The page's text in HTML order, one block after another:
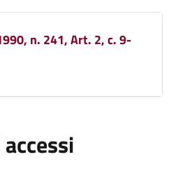
n. 241, Art. 2, c. 9-